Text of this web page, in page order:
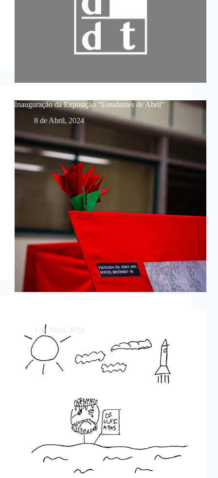
Inauguração da Exposição “Estudantes de Abril”
8 de Abril, 2024
1 de Abril, 2024